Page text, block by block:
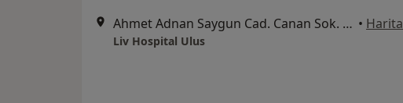
Ahmet Adnan Saygun Cad. Canan Sok. No:5 Ulus, Beşiktaş • Harita
Liv Hospital Ulus